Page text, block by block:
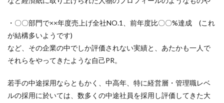
・〇〇部門で××年度売上げ全社NO.1、前年度比〇〇%達成 (これ
が結構多いようです)
など、その企業の中でしか評価されない実績と、あたかも一人で
それらをやってきたような自己PR。
若手の中途採用ならともかく、中高年、特に経営層・管理職レベ
ルの採用に於いては、数多くの中途社員を採用し評価してきた大